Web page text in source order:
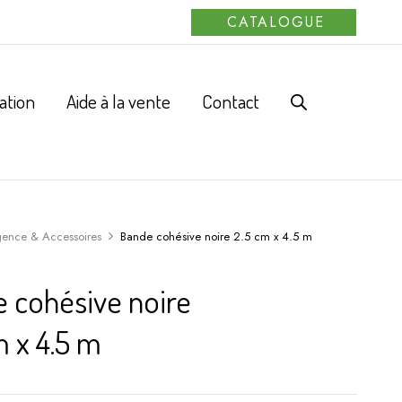
CATALOGUE
Aide à la vente Contact
& Accessoires Bande cohésive noire 2.5 cm x 4.5 m
cohésive noire
x 4.5 m